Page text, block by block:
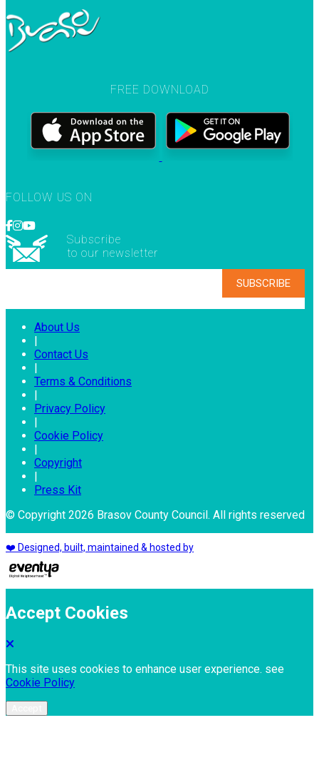
FREE DOWNLOAD
FOLLOW US ON
Subscribe
to our newsletter
About Us
|
Contact Us
|
Terms & Conditions
|
Privacy Policy
|
Cookie Policy
|
Copyright
|
Press Kit
© Copyright 2026 Brasov County Council. All rights reserved
❤️ Designed, built, maintained & hosted by
Accept Cookies
This site uses cookies to enhance user experience. see
Cookie Policy